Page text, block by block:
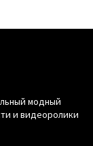
модный
и видеоролики